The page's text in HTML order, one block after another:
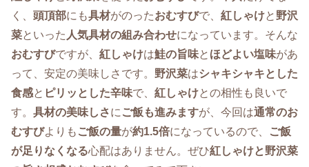
く、 頭頂部にも具材がのったおむすびで、 紅しゃけと野沢
菜といった 人気具材の組み合わせになっています。そんな
おむすびですが、 紅しゃけは鮭の旨味と ほどよい塩味があ
って、安定の美味しさです。 野沢菜はシャキシャキとした
食感と ピリッとした辛味で、 紅しゃけとの相性も良いで
す。 具材の美味しさにご飯も進みますが、今回は通常のお
むすびよりも ご飯の量が約1.5倍になっているので、
ご飯
が足りなくなる心配はありません。ぜひ紅しゃけと野沢菜